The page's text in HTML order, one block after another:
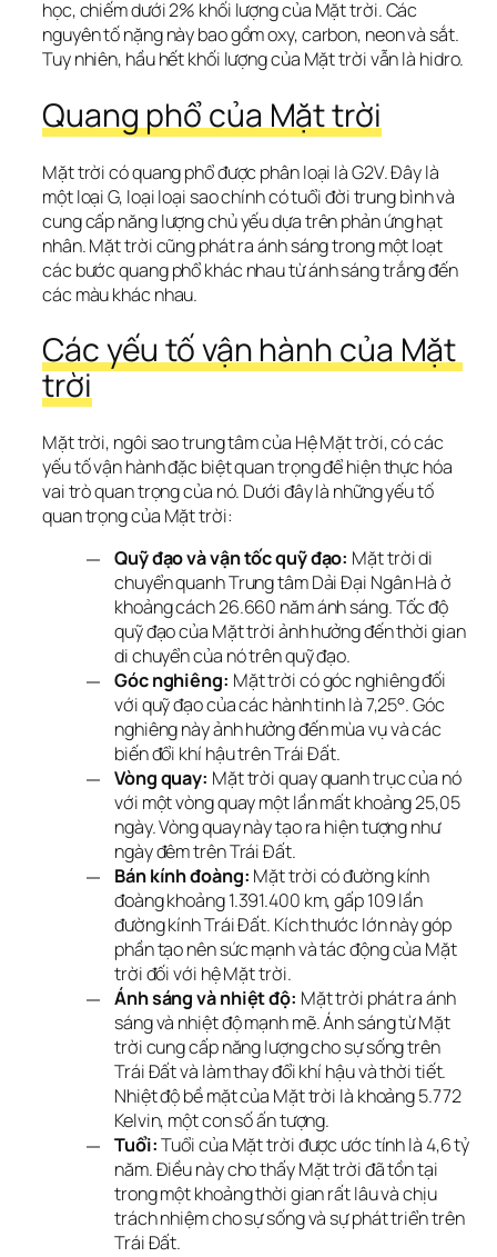
học, chiếm dưới 2% khối lượng của Mặt trời. Các
nguyên tố nặng này bao gồm oxy, carbon, neon và sắt.
Tuy nhiên, hầu hết khối lượng của Mặt trời vẫn là hidro.
Quang phổ của Mặt trời
Mặt trời có quang phổ được phân loại là G2V. Đây là
một loại G, loại loại sao chính có tuổi đời trung bình và
cung cấp năng lượng chủ yếu dựa trên phản ứng hạt
nhân. Mặt trời cũng phát ra ánh sáng trong một loạt
các bước quang phổ khác nhau từ ánh sáng trắng đến
các màu khác nhau.
Các yếu tố vận hành của Mặt
trời
Mặt trời, ngôi sao trung tâm của Hệ Mặt trời, có các
yếu tố vận hành đặc biệt quan trọng để hiện thực hóa
vai trò quan trọng của nó. Dưới đây là những yếu tố
quan trọng của Mặt trời:
Quỹ đạo và vận tốc quỹ đạo: Mặt trời di
chuyển quanh Trung tâm Dải Đại Ngân Hà ở
khoảng cách 26.660 năm ánh sáng. Tốc độ
quỹ đạo của Mặt trời ảnh hưởng đến thời gian
di chuyển của nó trên quỹ đạo.
Góc nghiêng: Mặt trời có góc nghiêng đối
với quỹ đạo của các hành tinh là 7,25°. Góc
nghiêng này ảnh hưởng đến mùa vụ và các
biến đổi khí hậu trên Trái Đất.
Vòng quay: Mặt trời quay quanh trục của nó
với một vòng quay một lần mất khoảng 25,05
ngày. Vòng quay này tạo ra hiện tượng như
ngày đêm trên Trái Đất.
Bán kính đoàng: Mặt trời có đường kính
đoàng khoảng 1.391.400 km, gấp 109 lần
đường kính Trái Đất. Kích thước lớn này góp
phần tạo nên sức mạnh và tác động của Mặt
trời đối với hệ Mặt trời.
Ánh sáng và nhiệt độ: Mặt trời phát ra ánh
sáng và nhiệt độ mạnh mẽ. Ánh sáng từ Mặt
trời cung cấp năng lượng cho sự sống trên
Trái Đất và làm thay đổi khí hậu và thời tiết.
Nhiệt độ bề mặt của Mặt trời là khoảng 5.772
Kelvin, một con số ấn tượng.
Tuổi:Tuổi của Mặt trời được ước tính là 4,6 tỷ
năm. Điều này cho thấy Mặt trời đã tồn tại
trong một khoảng thời gian rất lâu và chịu
trách nhiệm cho sự sống và sự phát triển trên
Trái Đất.